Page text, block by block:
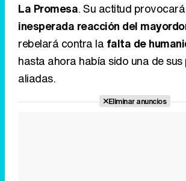
La Promesa. Su actitud
inesperada reacción del
rebelará contra la falta de
hasta ahora había sido una de
aliadas.
Eliminar anuncios